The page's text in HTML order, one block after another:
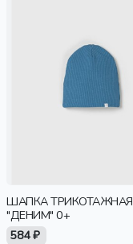
ШАПКА ТРИКОТАЖНАЯ
"ДЕНИМ" 0+
584 ₽